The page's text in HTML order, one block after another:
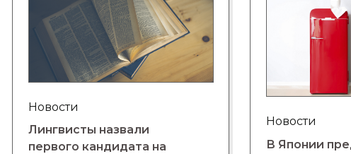
Новости
Лингвисты назвали
первого кандидата на
Новости
В Японии